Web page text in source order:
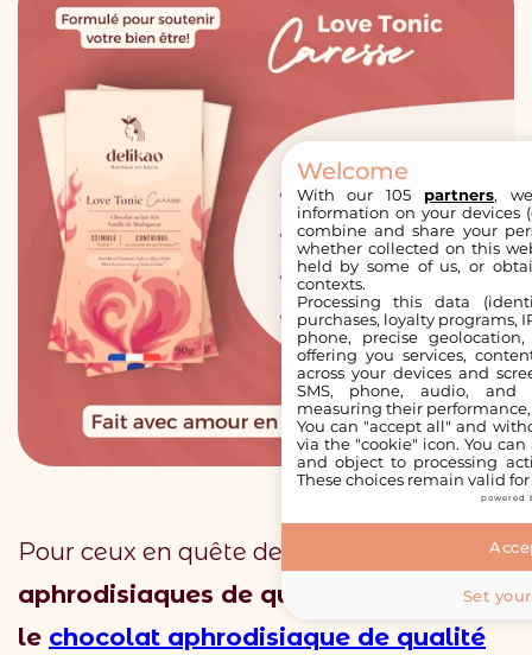
10% de réduction sur votre
première commande
Abonnez-vous à notre newsletter afin de profiter de l'offre. Promis,
on ne parle que de bonnes choses : Gourmandise, nutrition et bien-
être 🥰
Je m'inscris
Pour ceux en quête de
aphrodisiaques de qualité
, sachez que
le chocolat aphrodisiaque de qualité
Welcome
With our 105 partners,
information on your devices
combine and share your
whether collected on this
held by some of us, or
contexts.
Processing this data
purchases, loyalty programs,
phone, precise
offering you services,
across your devices and
SMS, phone, audio, and
measuring their
You can "accept all" and
via the "cookie" icon. You
and object to processing
These choices remain valid
powered
Set